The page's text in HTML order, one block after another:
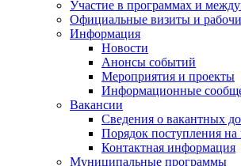
Участие в программах и
Официальные визиты и
Информация
Новости
Анонсы событий
Мероприятия и проекты
Информационные
Вакансии
Сведения о вакантных
Порядок поступления
Контактная информация
Муниципальные программы